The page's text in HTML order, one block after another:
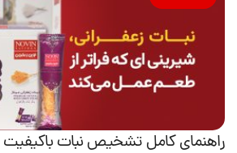
راهنمای کامل تشخیص نبات باکیفیت